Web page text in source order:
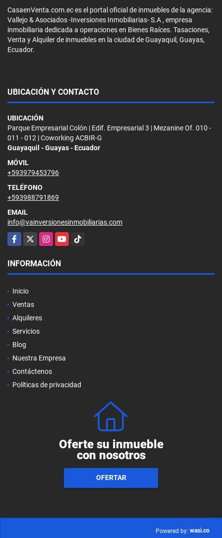
CasaenVenta.com.ec es el portal oficial de inmuebles de la agencia:
Vallejo & Asociados -Inversiones Inmobiliarias- S.A , empresa
inmobiliaria dedicada a operaciones en Bienes Raíces. Tasaciones,
Venta y Alquiler de inmuebles en la ciudad de Guayaquil, Guayas,
Ecuador.
UBICACIÓN Y CONTACTO
UBICACIÓN
Parque Empresarial Colón | Edif. Empresarial 3 | Mezanine Of. 010 -
011 - 012 | Coworking ACBIR-G
Guayaquil - Guayas - Ecuador
MÓVIL
+593979453796
TELÉFONO
+593988791869
EMAIL
info@vainversionesinmobiliarias.com
Facebook
X InstagramYouTubeTikTok
INFORMACIÓN
Inicio
Ventas
Alquileres
Servicios
Blog
Nuestra Empresa
Contáctenos
Políticas de privacidad
Oferte su inmueble
con nosotros
OFERTAR
Powered by: wasi.co